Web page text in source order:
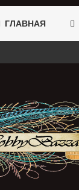
ГЛАВНАЯ